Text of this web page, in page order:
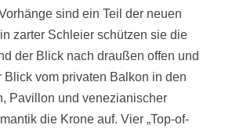
sind ein Teil der neuen
zarter Schleier schützen sie die
der Blick nach draußen offen und
Blick vom privaten Balkon in den
Pavillon und venezianischer
die Krone auf. Vier „Top-of-